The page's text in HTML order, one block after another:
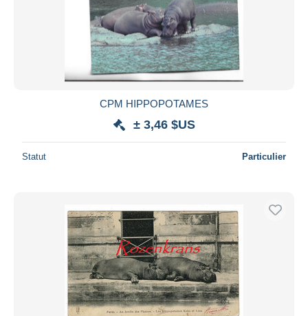
CPM HIPPOPOTAMES
± 3,46 $US
Statut Particulier